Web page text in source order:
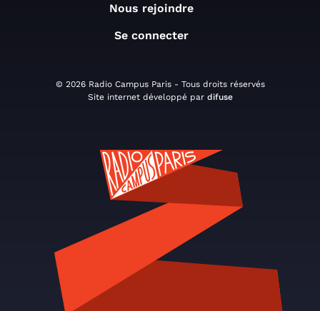
Nous rejoindre
Se connecter
© 2026 Radio Campus Paris - Tous droits réservés
Site internet développé par difuse